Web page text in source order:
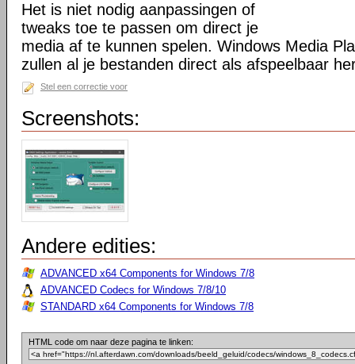
Het is niet nodig aanpassingen of
tweaks toe te passen om direct je
media af te kunnen spelen. Windows Media
zullen al je bestanden direct als afspeelbaar
Stel een correctie voor
Screenshots:
Andere edities:
ADVANCED x64 Components for Windows 7/8
ADVANCED Codecs for Windows 7/8/10
STANDARD x64 Components for Windows 7/8
HTML code om naar deze pagina te linken: